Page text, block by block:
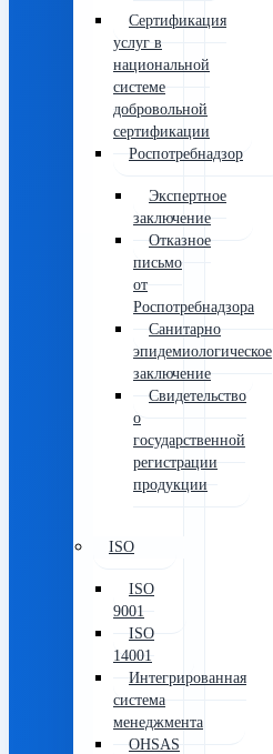
Сертификация
услуг в
национальной
системе
добровольной
сертификации
Роспотребнадзор
Экспертное
заключение
Отказное
письмо
от
Роспотребнадзора
Санитарно
эпидемиологическое
заключение
Свидетельство
о
государственной
регистрации
продукции
ISO
ISO
9001
ISO
14001
Интегрированная
система
менеджмента
OHSAS